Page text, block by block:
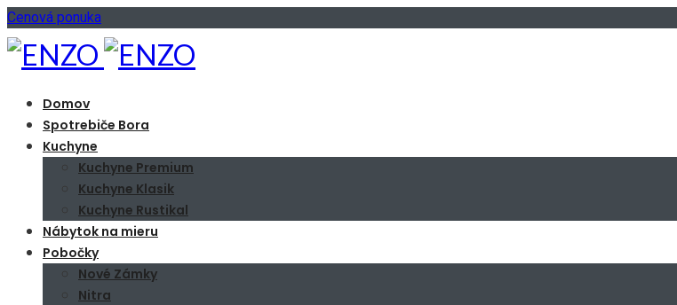
Cenová ponuka
Domov
Spotrebiče Bora
Kuchyne
Kuchyne Premium
Kuchyne Klasik
Kuchyne Rustikal
Nábytok na mieru
Pobočky
Nové Zámky
Nitra